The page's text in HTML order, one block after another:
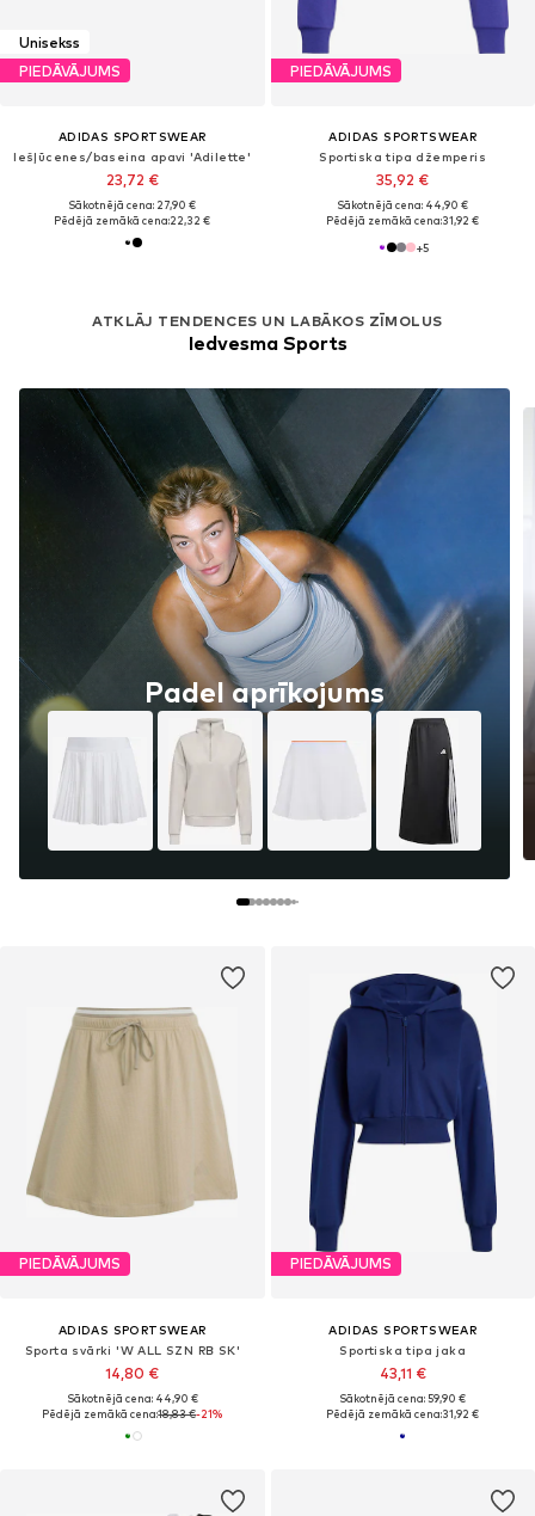
Unisekss
PIEDĀVĀJUMS
ADIDAS SPORTSWEAR
Iešļūcenes/baseina apavi 'Adilette'
23,72 €
Sākotnējā cena: 27,90 €
Pēdējā zemākā cena:22,32 €
PIEDĀVĀJUMS
ADIDAS SPORTSWEAR
Sportiska tipa džemperis
35,92 €
Sākotnējā cena: 44,90 €
Pēdējā zemākā cena:31,92 €
+5
PIEDĀVĀJUMS
ADIDAS SPORTSWEAR
Sporta svārki 'W ALL SZN RB SK'
14,80 €
Sākotnējā cena: 44,90 €
Pēdējā zemākā cena:18,83 €-21%
ATKLĀJ TENDENCES UN LABĀKOS ZĪMOLUS
Iedvesma Sports
Padel aprīkojums
PIEDĀVĀJUMS
ADIDAS SPORTSWEAR
Sportiska tipa jaka
43,11 €
Sākotnējā cena: 59,90 €
Pēdējā zemākā cena:31,92 €